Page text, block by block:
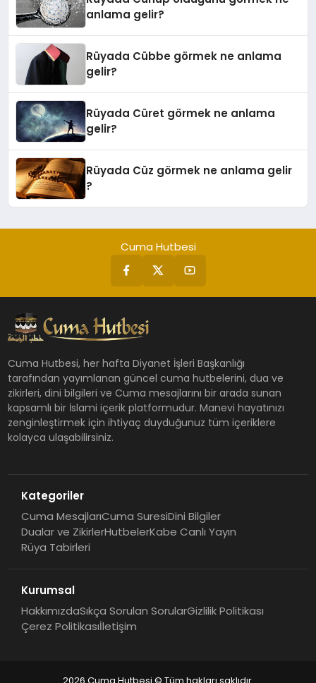
anlama gelir?
Rüyada Cübbe görmek ne anlama
gelir?
Rüyada Cüret görmek ne anlama
gelir?
Rüyada Cüz görmek ne anlama gelir
?
Cuma Hutbesi
Cuma Hutbesi, her hafta Diyanet İşleri Başkanlığı
tarafından yayımlanan güncel cuma hutbelerini, dua ve
zikirleri, dini bilgileri ve Cuma mesajlarını bir arada sunan
kapsamlı bir İslami içerik platformudur. Manevi hayatınızı
zenginleştirmek için ihtiyaç duyduğunuz tüm içeriklere
kolayca ulaşabilirsiniz.
Kategoriler
Cuma MesajlarıCuma SuresiDini Bilgiler
Dualar ve ZikirlerHutbelerKabe Canlı Yayın
Rüya Tabirleri
Kurumsal
HakkımızdaSıkça Sorulan SorularGizlilik Politikası
Çerez Politikasıİletişim